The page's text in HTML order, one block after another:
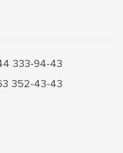
333-94-43
352-43-43